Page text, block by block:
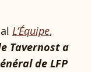
L’Équipe,
Tavernost a
de LFP